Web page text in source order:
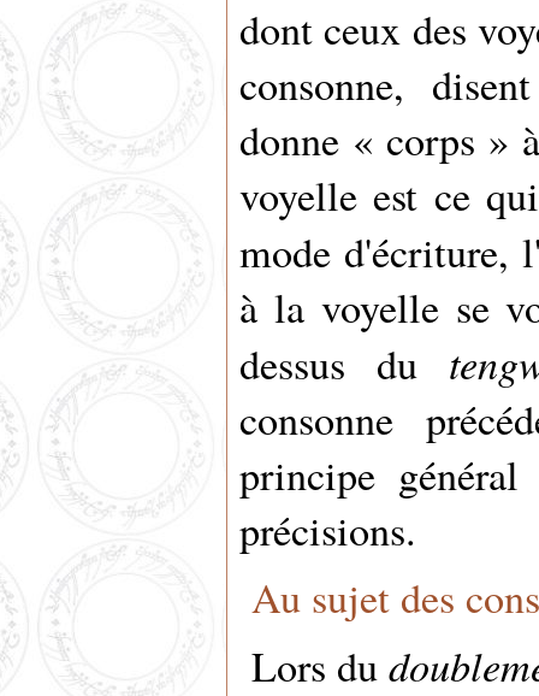
dont ceux des
consonne,
donne « corps »
voyelle est ce
mode d'écriture,
à la voyelle se
dessus du
consonne
principe
précisions.
Au sujet des
Lors du